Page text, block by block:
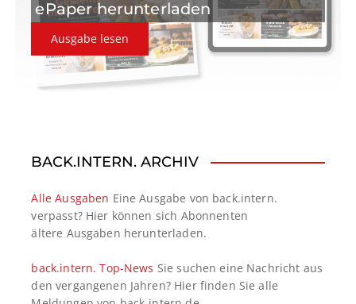
ePaper herunterladen
Ausgabe lesen
BACK.INTERN. ARCHIV
Alle Ausgaben Eine Ausgabe von back.intern.
verpasst? Hier können sich Abonnenten
ältere Ausgaben herunterladen.
back.intern. Top-News Sie suchen eine Nachricht aus
den vergangenen Jahren? Hier finden Sie alle